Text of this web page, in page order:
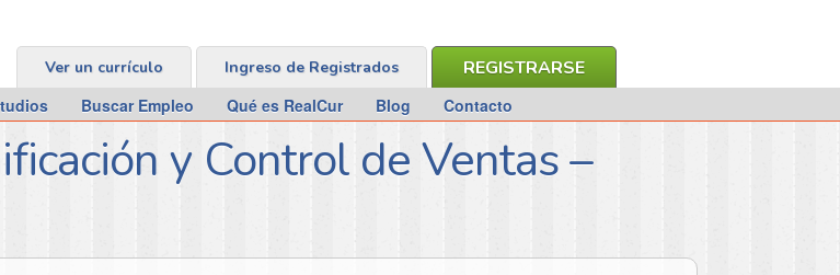
REGISTRARSE
Ingreso de Registrados
Ver un currículo
Buscar Empleo Qué es RealCur Blog Contacto
y Control de Ventas –